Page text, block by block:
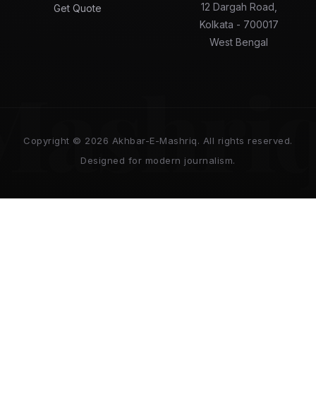
Get Quote
12 Dargah Road,
Kolkata - 700017
West Bengal
Copyright © 2026 Akhbar-E-Mashriq. All rights reserved.
Designed for modern journalism.